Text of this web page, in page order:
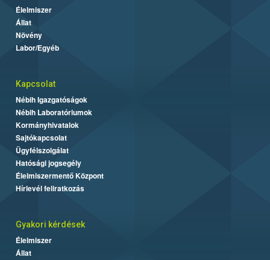
Élelmiszer
Állat
Növény
Labor/Egyéb
Kapcsolat
Nébih Igazgatóságok
Nébih Laboratóriumok
Kormányhivatalok
Sajtókapcsolat
Ügyfélszolgálat
Hatósági jogsegély
Élelmiszermentő Központ
Hírlevél feliratkozás
Gyakori kérdések
Élelmiszer
Állat